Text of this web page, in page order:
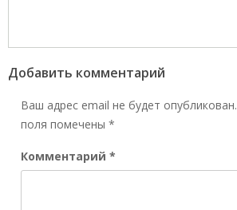
Добавить комментарий
Ваш адрес email не будет опубликован.
поля помечены *
Комментарий *